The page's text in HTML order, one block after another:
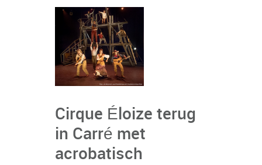
Cirque Éloize terug
in Carré met
acrobatisch